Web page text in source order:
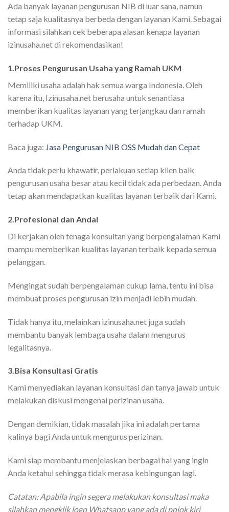
Ada banyak layanan pengurusan NIB di luar sana, namun
tetap saja kualitasnya berbeda dengan layanan Kami. Sebagai
informasi silahkan cek beberapa alasan kenapa layanan
izinusaha.net di rekomendasikan!
1.Proses Pengurusan Usaha yang Ramah UKM
Memiliki usaha adalah hak semua warga Indonesia. Oleh
karena itu, Izinusaha.net berusaha untuk senantiasa
memberikan kualitas layanan yang terjangkau dan ramah
terhadap UKM.
Baca juga: Jasa Pengurusan NIB OSS Mudah dan Cepat
Anda tidak perlu khawatir, perlakuan setiap klien baik
pengurusan usaha besar atau kecil tidak ada perbedaan. Anda
tetap akan mendapatkan kualitas layanan terbaik dari Kami.
2.Profesional dan Andal
Di kerjakan oleh tenaga konsultan yang berpengalaman Kami
mampu memberikan kualitas layanan terbaik kepada semua
pelanggan.
Mengingat sudah berpengalaman cukup lama, tentu ini bisa
membuat proses pengurusan izin menjadi lebih mudah.
Tidak hanya itu, melainkan izinusaha.net juga sudah
membantu banyak lembaga usaha dalam mengurus
legalitasnya.
3.Bisa Konsultasi Gratis
Kami menyediakan layanan konsultasi dan tanya jawab untuk
melakukan diskusi mengenai perizinan usaha.
Dengan demikian, tidak masalah jika ini adalah pertama
kalinya bagi Anda untuk mengurus perizinan.
Kami siap membantu menjelaskan berbagai hal yang ingin
Anda ketahui sehingga tidak merasa kebingungan lagi.
Catatan: Apabila ingin segera melakukan konsultasi maka
silahkan mengklik logo Whatsapp yang ada di pojok kiri